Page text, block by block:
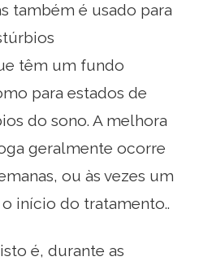
também é usado para
têm um fundo
para estados de
do sono. A melhora
geralmente ocorre
ou às vezes um
início do tratamento..
é, durante as